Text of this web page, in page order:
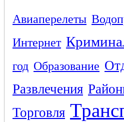
Авиаперелеты
Интернет
год Образование
Развлечения
Торговля